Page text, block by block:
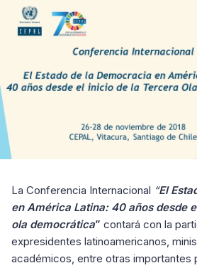
La Conferencia Internacional “El
en América Latina: 40 años desde
ola democrática” contará con la
expresidentes latinoamericanos,
académicos, entre otras importantes